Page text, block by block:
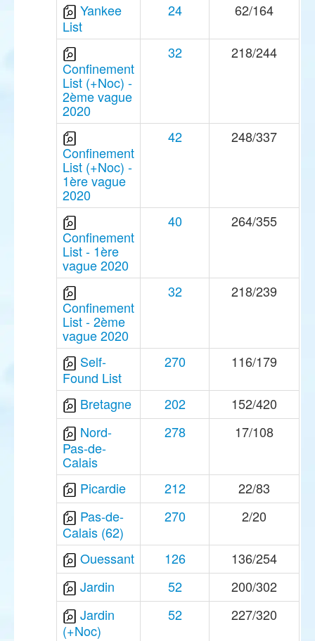
Yankee
List
24 62/164
Confinement
List (+Noc) -
2ème vague
2020
32 218/244
Confinement
List (+Noc) -
1ère vague
2020
42 248/337
Confinement
List - 1ère
vague 2020
40 264/355
Confinement
List - 2ème
vague 2020
32 218/239
Self-
Found List
270 116/179
Bretagne 202
152/420
Nord-
Pas-de-
Calais
278 17/108
Picardie 212
22/83
Pas-de-
Calais (62)
270 2/20
Ouessant 126
136/254
Jardin
52
200/302
Jardin
(+Noc)
52 227/320